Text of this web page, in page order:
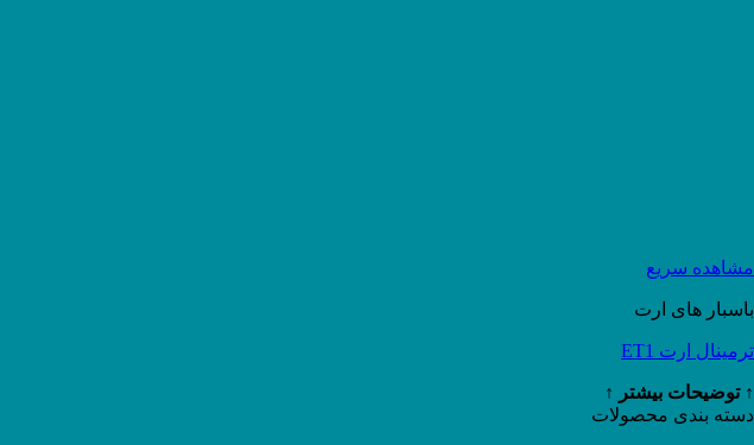
مشاهده سریع
باسبار های ارت
ترمینال ارت ET1
↑ توضیحات بیشتر ↑
دسته بندی محصولات